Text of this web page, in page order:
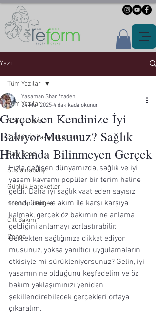
Yazı
Tüm Yazılar
Sağlık Tüyosu
Günlük İyi Yaşam Notları
Raw Food
Sustainability
Günlük Hareketler
hormon dengesi
Cilt Bakım
Denge
Tüm Yazılar
Gerçekten Kendinize İyi
Bakıyor Musunuz? Sağlık
Hakkında Bilinmeyen Gerçek
Yasaman Sharifzadeh
24 Mar 2025 4 dakikada okunur
Hızla değişen dünyamızda, sağlık ve iyi
yaşam kavramı popüler bir terim haline
geldi. Daha iyi sağlık vaat eden sayısız
trend, ürün ve akım ile karşı karşıya
kalmak, gerçek öz bakımın ne anlama
geldiğini anlamayı zorlaştırabilir.
Gerçekten sağlığınıza dikkat ediyor
musunuz, yoksa yanıltıcı uygulamaların
etkisiyle mi sürükleniyorsunuz? Gelin, iyi
yaşamın ne olduğunu keşfedelim ve öz
bakım yaklaşımınızı yeniden
şekillendirebilecek gerçekleri ortaya
çıkaralım.